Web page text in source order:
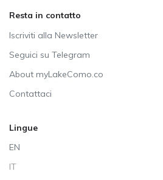
Resta in contatto
Iscriviti alla Newsletter
Seguici su Telegram
About myLakeComo.co
Contattaci
Lingue
EN
IT